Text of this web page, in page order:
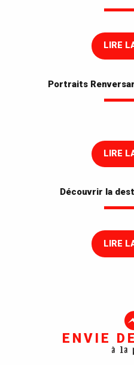
LIRE
Portraits
LIRE
Découvrir la
LIRE
ENVIE
à la